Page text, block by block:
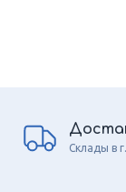
Склады в